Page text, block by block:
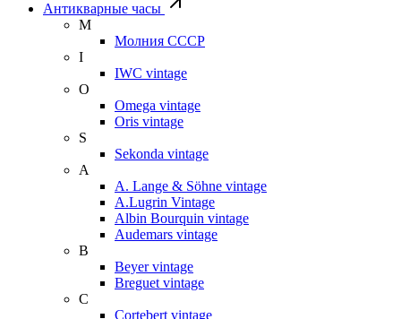
Антикварные часы
М
Молния СССР
I
IWC vintage
O
Omega vintage
Oris vintage
S
Sekonda vintage
A
A. Lange & Söhne vintage
A.Lugrin Vintage
Albin Bourquin vintage
Audemars vintage
B
Beyer vintage
Breguet vintage
C
Cortebert vintage